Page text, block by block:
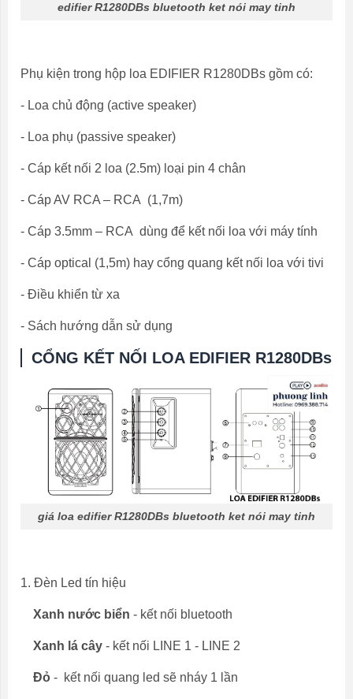
edifier R1280DBs bluetooth ket nói may tinh
Phụ kiện trong hộp loa EDIFIER R1280DBs gồm có:
- Loa chủ động (active speaker)
- Loa phụ (passive speaker)
- Cáp kết nối 2 loa (2.5m) loại pin 4 chân
- Cáp AV RCA – RCA (1,7m)
- Cáp 3.5mm – RCA dùng để kết nối loa với máy tính
- Cáp optical (1,5m) hay cổng quang kết nối loa với tivi
- Điều khiển từ xa
- Sách hướng dẫn sử dụng
CỔNG KẾT NỐI LOA EDIFIER R1280DBs
giá loa edifier R1280DBs bluetooth ket nói may tinh
1. Đèn Led tín hiệu
Xanh nước biển - kết nối bluetooth
Xanh lá cây - kết nối LINE 1 - LINE 2
Đỏ - kết nối quang led sẽ nháy 1 lần